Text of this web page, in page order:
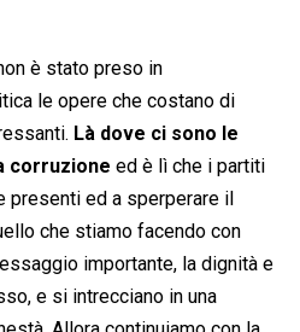
è stato preso in
le opere che costano di
Là dove ci sono le
corruzione ed è lì che i partiti
ed a sperperare il
che stiamo facendo con
importante, la dignità e
e si intrecciano in una